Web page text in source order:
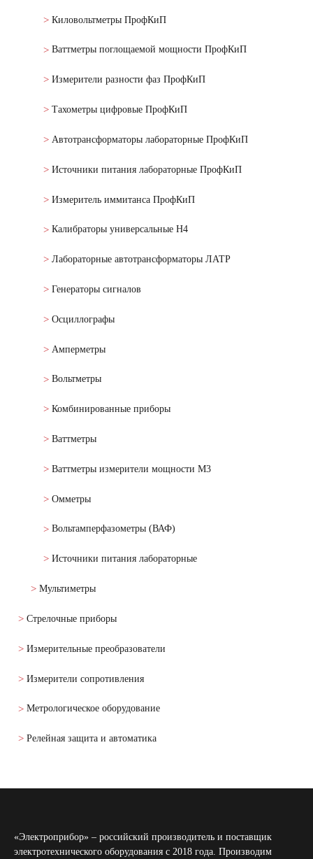
Киловольтметры ПрофКиП
Ваттметры поглощаемой мощности ПрофКиП
Измерители разности фаз ПрофКиП
Тахометры цифровые ПрофКиП
Автотрансформаторы лабораторные ПрофКиП
Источники питания лабораторные ПрофКиП
Измеритель иммитанса ПрофКиП
Калибраторы универсальные Н4
Лабораторные автотрансформаторы ЛАТР
Генераторы сигналов
Осциллографы
Амперметры
Вольтметры
Комбинированные приборы
Ваттметры
Ваттметры измерители мощности М3
Омметры
Вольтамперфазометры (ВАФ)
Источники питания лабораторные
Мультиметры
Стрелочные приборы
Измерительные преобразователи
Измерители сопротивления
Метрологическое оборудование
Релейная защита и автоматика
«Электроприбор» – российский производитель и поставщик
электротехнического оборудования с 2018 года. Производим